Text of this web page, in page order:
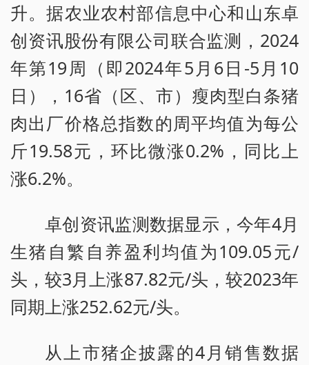
升。据农业农村部信息中心和山东卓
创资讯股份有限公司联合监测，2024
年第19周（即2024年5月6日-5月10
日），16省（区、市）瘦肉型白条猪
肉出厂价格总指数的周平均值为每公
斤19.58元，环比微涨0.2%，同比上
涨6.2%。
卓创资讯监测数据显示，今年4月
生猪自繁自养盈利均值为109.05元/
头，较3月上涨87.82元/头，较2023年
同期上涨252.62元/头。
从上市猪企披露的4月销售数据